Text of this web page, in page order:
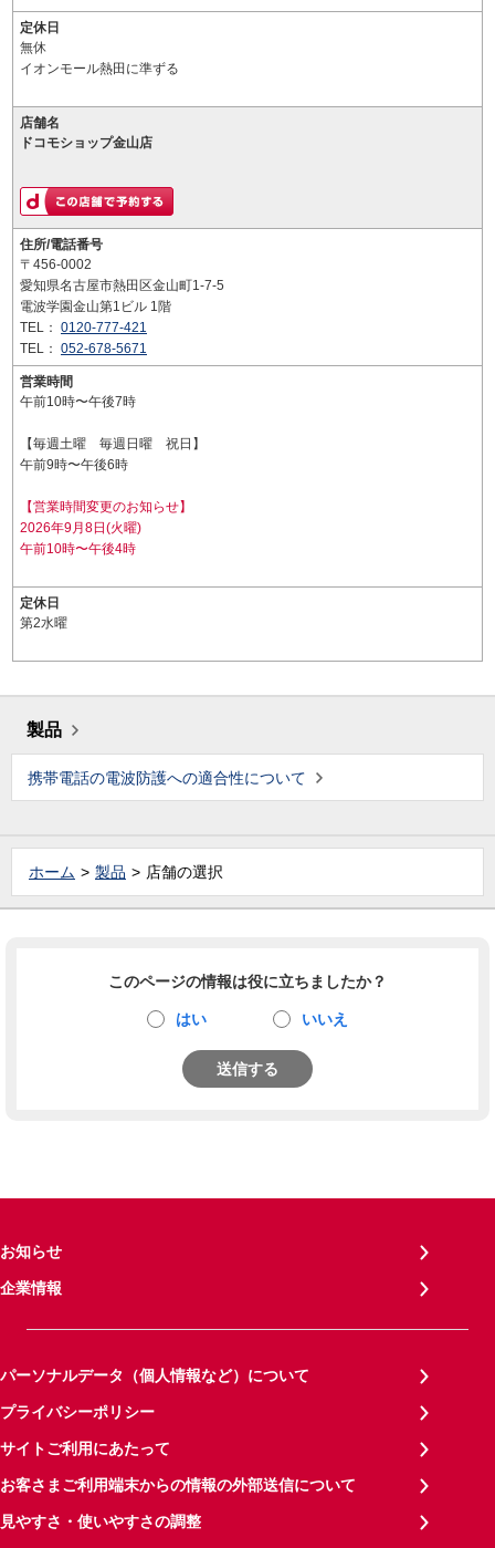
定休日
無休
イオンモール熱田に準ずる
店舗名
ドコモショップ金山店
住所/電話番号
〒456-0002
愛知県名古屋市熱田区金山町1-7-5
電波学園金山第1ビル 1階
TEL： 0120-777-421
TEL： 052-678-5671
営業時間
午前10時〜午後7時
【毎週土曜 毎週日曜 祝日】
午前9時〜午後6時
【営業時間変更のお知らせ】
2026年9月8日(火曜)
午前10時〜午後4時
定休日
第2水曜
製品
携帯電話の電波防護への適合性について
ホーム 製品 店舗の選択
このページの情報は役に立ちましたか？
はい いいえ
送信する
お知らせ
企業情報
パーソナルデータ（個人情報など）について
プライバシーポリシー
サイトご利用にあたって
お客さまご利用端末からの情報の外部送信について
見やすさ・使いやすさの調整